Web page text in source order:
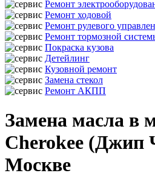
Ремонт
Ремонт ходовой
Ремонт рулевого
Ремонт тормозной
Покраска кузова
Детейлинг
Кузовной ремонт
Замена стекол
Ремонт АКПП
Замена масла в
Cherokee (Джип
Москве